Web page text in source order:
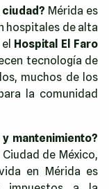
Mérida es
hospitales de alta
Hospital El Faro
tecnología de
muchos de los
la comunidad
mantenimiento?
de México,
en Mérida es